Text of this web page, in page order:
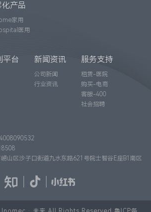
化产品
家用
医用
平台 新闻资讯
公司新闻
行业资讯
服务支持
租赁-医院
购买-电商
客服-400
社会招聘
山区沙子口街道九水东路621号院士智谷E座B1南区